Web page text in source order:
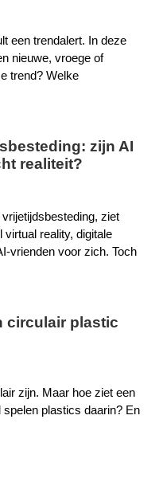
een trendalert. In deze
nieuwe, vroege of
trend? Welke
zijn AI
realiteit?
ziet
reality, digitale
vrienden voor zich. Toch
circulair plastic
zijn. Maar hoe ziet een
plastics daarin? En